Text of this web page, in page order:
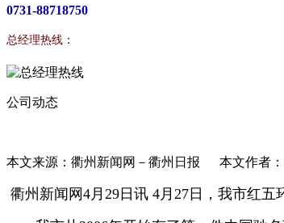
0731-88718750
总经理热线 ：
公司动态
本文来源：衢州新闻网－衢州日报 本文作者
衢州新闻网4月29日讯 4月27日，我市红